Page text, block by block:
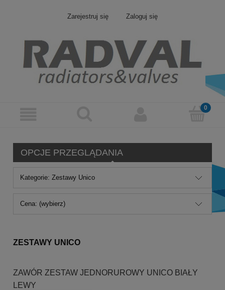
Zarejestruj się Zaloguj się
OPCJE PRZEGLĄDANIA
Kategorie: Zestawy Unico
Cena: (wybierz)
ZESTAWY UNICO
ZAWÓR ZESTAW JEDNORUROWY UNICO BIAŁY
LEWY